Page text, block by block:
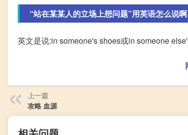
“站在某某人的立场上想问题”用英语怎么说
英文是说:in someone's shoes或in someone
上一篇
攻略 血源